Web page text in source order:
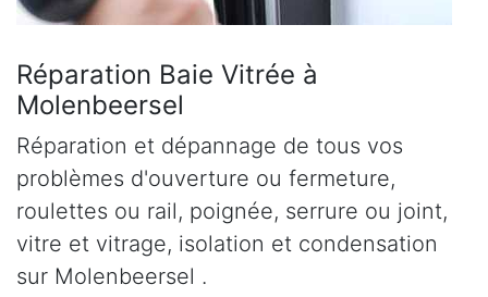
Réparation Baie Vitrée à
Molenbeersel
Réparation et dépannage de tous vos
problèmes d'ouverture ou fermeture,
roulettes ou rail, poignée, serrure ou joint,
vitre et vitrage, isolation et condensation
sur Molenbeersel .